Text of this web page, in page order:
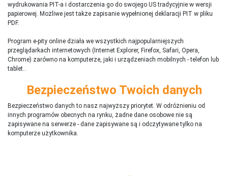
wydrukowania PIT-a i dostarczenia go do swojego US tradycyjnie w wersji
papierowej. Możliwe jest także zapisanie wypełnionej deklaracji PIT w pliku
PDF.
Program e-pity online działa we wszystkich najpopularniejszych
przeglądarkach internetowych (Internet Explorer, Firefox, Safari, Opera,
Chrome) zarówno na komputerze, jaki i urządzeniach mobilnych - telefon lub
tablet..
Bezpieczeństwo Twoich danych
Bezpieczeństwo danych to nasz najwyższy priorytet. W odróżnieniu od
innych programów obecnych na rynku, żadne dane osobowe nie są
zapisywane na serwerze - dane zapisywane są i odczytywane tylko na
komputerze użytkownika.